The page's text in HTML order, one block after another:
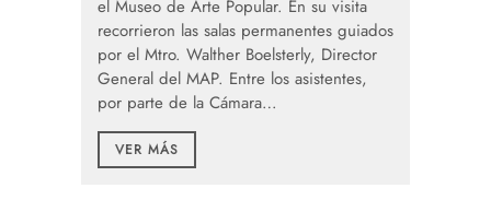
el Museo de Arte Popular. En su visita
recorrieron las salas permanentes guiados
por el Mtro. Walther Boelsterly, Director
General del MAP. Entre los asistentes,
por parte de la Cámara…
VER MÁS